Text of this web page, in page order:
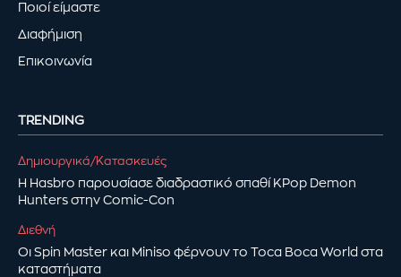
Ποιοί είμαστε
Διαφήμιση
Επικοινωνία
TRENDING
Δημιουργικά/Κατασκευές
Η Hasbro παρουσίασε διαδραστικό σπαθί KPop Demon
Hunters στην Comic-Con
Διεθνή
Οι Spin Master και Miniso φέρνουν το Toca Boca World στα
καταστήματα